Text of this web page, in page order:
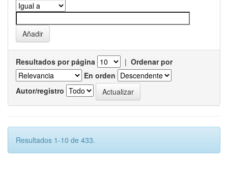
Resultados por página | Ordenar por
En orden
Autor/registro
Resultados 1-10 de 433.